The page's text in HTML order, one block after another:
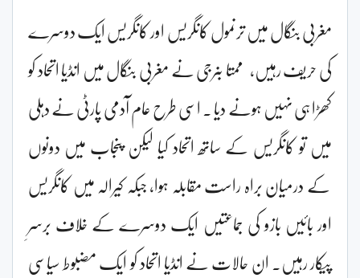
مغربی بنگال میں ترنمول کانگریس اور کانگریس ایک دوسرے
کی حریف رہیں، ممتا بنرجی نے مغربی بنگال میں انڈیا اتحاد کو
کھڑا ہی نہیں ہونے دیا ۔ اسی طرح عام آدمی پارٹی نے دہلی
میں تو کانگریس کے ساتھ اتحاد کیا لیکن پنجاب میں دونوں
کے درمیان براہ راست مقابلہ ہوا، جبکہ کیرالہ میں کانگریس
اور بائیں بازو کی جماعتیں ایک دوسرے کے خلاف برسرِ
پیکار رہیں۔ ان حالات نے انڈیا اتحاد کو ایک مضبوط سیاسی